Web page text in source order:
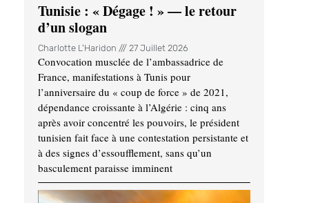
Tunisie : « Dégage ! » — le retour
d’un slogan
Charlotte L'Haridon 27 Juillet 2026
Convocation musclée de l’ambassadrice de
France, manifestations à Tunis pour
l’anniversaire du « coup de force » de 2021,
dépendance croissante à l’Algérie : cinq ans
après avoir concentré les pouvoirs, le président
tunisien fait face à une contestation persistante et
à des signes d’essoufflement, sans qu’un
basculement paraisse imminent